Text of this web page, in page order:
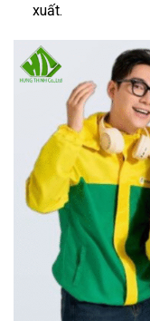
xuất.